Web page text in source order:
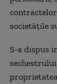
societăţile
S-a dispus